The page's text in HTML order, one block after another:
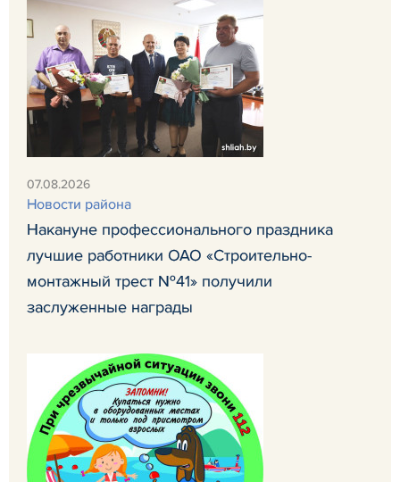
07.08.2026
Новости района
Накануне профессионального праздника
лучшие работники ОАО «Строительно-
монтажный трест №41» получили
заслуженные награды